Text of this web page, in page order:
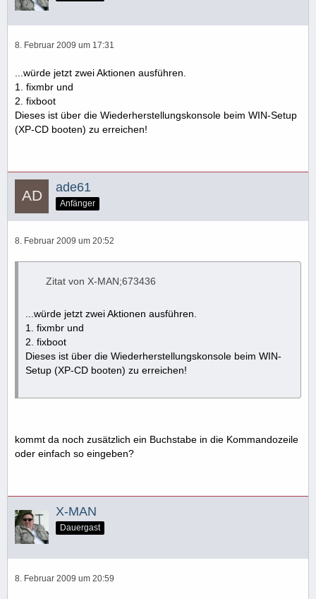
8. Februar 2009 um 17:31
...würde jetzt zwei Aktionen ausführen.
1. fixmbr und
2. fixboot
Dieses ist über die Wiederherstellungskonsole beim WIN-Setup
(XP-CD booten) zu erreichen!
ade61
Anfänger
8. Februar 2009 um 20:52
Zitat von X-MAN;673436
...würde jetzt zwei Aktionen ausführen.
1. fixmbr und
2. fixboot
Dieses ist über die Wiederherstellungskonsole beim WIN-
Setup (XP-CD booten) zu erreichen!
kommt da noch zusätzlich ein Buchstabe in die Kommandozeile
oder einfach so eingeben?
X-MAN
Dauergast
8. Februar 2009 um 20:59